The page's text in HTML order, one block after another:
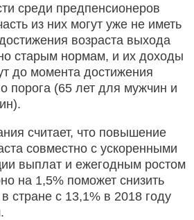
среди предпенсионеров
из них могут уже не иметь
возраста выхода
старым нормам, и их доходы
до момента достижения
порога (65 лет для мужчин и
считает, что повышение
совместно с ускоренными
выплат и ежегодным ростом
на 1,5% поможет снизить
стране с 13,1% в 2018 году